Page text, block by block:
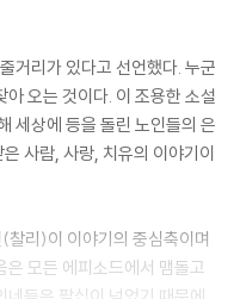
비롯되는 내밀한 행위다. 책을
하나의 세계를 발견하기 위해
다. 과연 무엇이 나를 기다리고
하지 않았던 곳으로 나를 데려
쓰기 시작했다. 이 작품이 고
랑으로 나를 데려갈 것이라고
거리가 있다고 선언했다. 누군
오는 것이다. 이 조용한 소설
세상에 등을 돌린 노인들의 은
사람, 사랑, 치유의 이야기이
리)이 이야기의 중심축이며
은 모든 에피소드에서 맴돌고